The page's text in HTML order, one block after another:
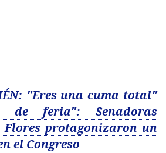
"Eres una cuma total"
de feria": Senadoras
protagonizaron un
el Congreso